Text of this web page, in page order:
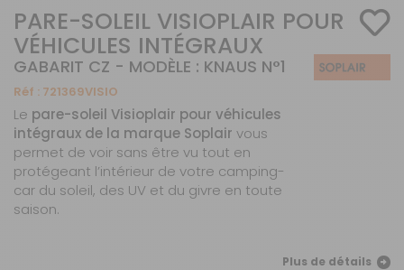
PARE-SOLEIL VISIOPLAIR POUR
VÉHICULES INTÉGRAUX
GABARIT CZ - MODÈLE : KNAUS N°1
Réf : 721369VISIO
Le pare-soleil Visioplair pour véhicules
intégraux de la marque Soplair vous
permet de voir sans être vu tout en
protégeant l’intérieur de votre camping-
car du soleil, des UV et du givre en toute
saison.
Plus de détails